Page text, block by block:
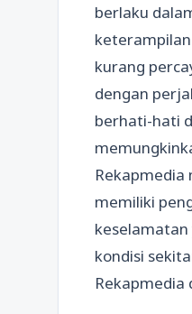
berlaku
kurang
dengan
berhati-hati
memiliki
keselamatan
kondisi
Rekapmedia